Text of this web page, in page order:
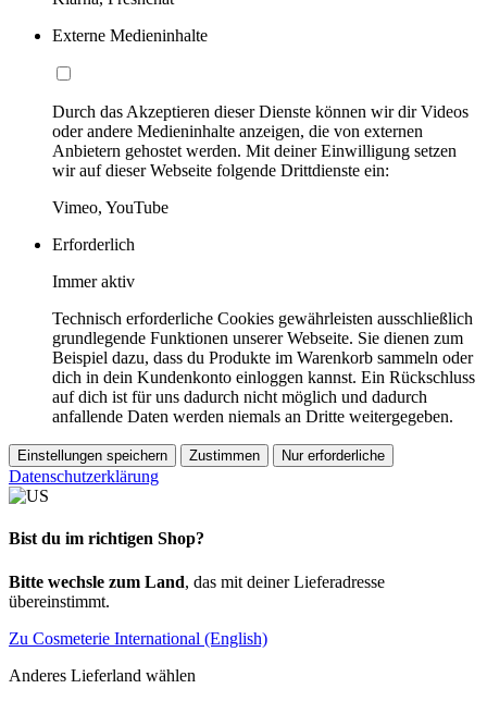
Externe Medieninhalte
Durch das Akzeptieren dieser Dienste können wir dir Videos
oder andere Medieninhalte anzeigen, die von externen
Anbietern gehostet werden. Mit deiner Einwilligung setzen
wir auf dieser Webseite folgende Drittdienste ein:
Vimeo, YouTube
Erforderlich
Immer aktiv
Technisch erforderliche Cookies gewährleisten ausschließlich
grundlegende Funktionen unserer Webseite. Sie dienen zum
Beispiel dazu, dass du Produkte im Warenkorb sammeln oder
dich in dein Kundenkonto einloggen kannst. Ein Rückschluss
auf dich ist für uns dadurch nicht möglich und dadurch
anfallende Daten werden niemals an Dritte weitergegeben.
Einstellungen speichern Zustimmen Nur erforderliche
Datenschutzerklärung
Bist du im richtigen Shop?
Bitte wechsle zum Land, das mit deiner Lieferadresse
übereinstimmt.
Zu Cosmeterie International (English)
Anderes Lieferland wählen